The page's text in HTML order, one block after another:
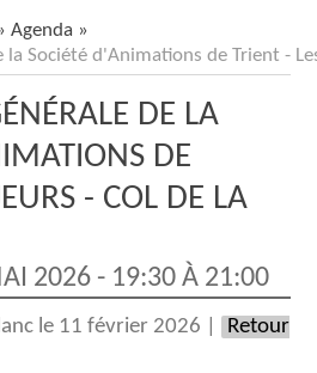
Agenda »
la Société d'Animations de Trient -
DE LA
DE
- COL DE LA
2026 - 19:30 À 21:00
le 11 février 2026 |
Retour